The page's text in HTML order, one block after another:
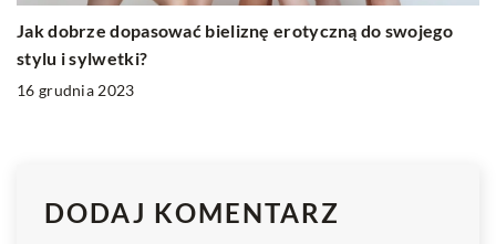
Jak dobrze dopasować bieliznę erotyczną do swojego
stylu i sylwetki?
16 grudnia 2023
DODAJ KOMENTARZ